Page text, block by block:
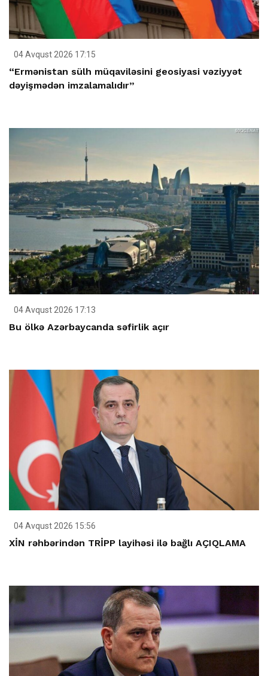
04 Avqust 2026 17:15
“Ermənistan sülh müqaviləsini geosiyasi vəziyyət
dəyişmədən imzalamalıdır”
04 Avqust 2026 17:13
Bu ölkə Azərbaycanda səfirlik açır
04 Avqust 2026 15:56
XİN rəhbərindən TRİPP layihəsi ilə bağlı AÇIQLAMA